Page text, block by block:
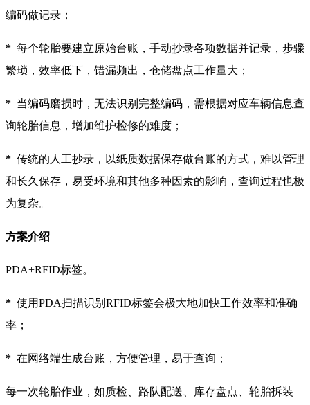
编码做记录；
* 每个轮胎要建立原始台账，手动抄录各项数据并记录，步骤
繁琐，效率低下，错漏频出，仓储盘点工作量大；
* 当编码磨损时，无法识别完整编码，需根据对应车辆信息查
询轮胎信息，增加维护检修的难度；
* 传统的人工抄录，以纸质数据保存做台账的方式，难以管理
和长久保存，易受环境和其他多种因素的影响，查询过程也极
为复杂。
方案介绍
PDA+RFID标签。
* 使用PDA扫描识别RFID标签会极大地加快工作效率和准确
率；
* 在网络端生成台账，方便管理，易于查询；
每一次轮胎作业，如质检、路队配送、库存盘点、轮胎拆装